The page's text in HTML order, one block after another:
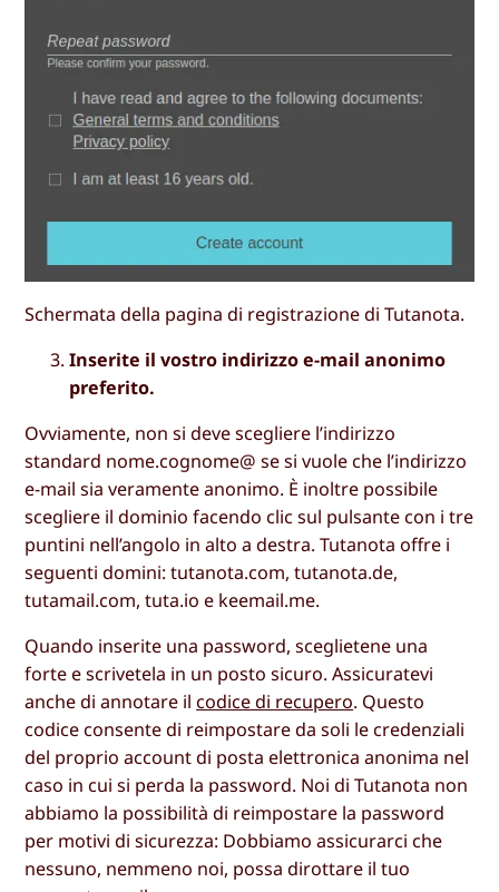
Schermata della pagina di registrazione di Tutanota.
Inserite il vostro indirizzo e-mail anonimo
preferito.
Ovviamente, non si deve scegliere l’indirizzo
standard nome.cognome@ se si vuole che l’indirizzo
e-mail sia veramente anonimo. È inoltre possibile
scegliere il dominio facendo clic sul pulsante con i tre
puntini nell’angolo in alto a destra. Tutanota offre i
seguenti domini: tutanota.com, tutanota.de,
tutamail.com, tuta.io e keemail.me.
Quando inserite una password, sceglietene una
forte e scrivetela in un posto sicuro. Assicuratevi
anche di annotare il codice di recupero. Questo
codice consente di reimpostare da soli le credenziali
del proprio account di posta elettronica anonima nel
caso in cui si perda la password. Noi di Tutanota non
abbiamo la possibilità di reimpostare la password
per motivi di sicurezza: Dobbiamo assicurarci che
nessuno, nemmeno noi, possa dirottare il tuo